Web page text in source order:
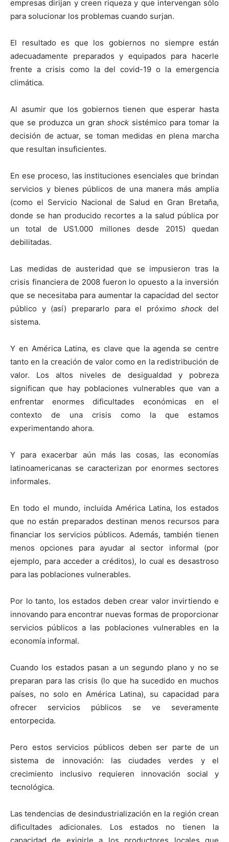
empresas dirijan y creen riqueza y que intervengan sólo
para solucionar los problemas cuando surjan.
El resultado es que los gobiernos no siempre están
adecuadamente preparados y equipados para hacerle
frente a crisis como la del covid-19 o la emergencia
climática.
Al asumir que los gobiernos tienen que esperar hasta
que se produzca un gran shock sistémico para tomar la
decisión de actuar, se toman medidas en plena marcha
que resultan insuficientes.
En ese proceso, las instituciones esenciales que brindan
servicios y bienes públicos de una manera más amplia
(como el Servicio Nacional de Salud en Gran Bretaña,
donde se han producido recortes a la salud pública por
un total de US1.000 millones desde 2015) quedan
debilitadas.
Las medidas de austeridad que se impusieron tras la
crisis financiera de 2008 fueron lo opuesto a la inversión
que se necesitaba para aumentar la capacidad del sector
público y (así) prepararlo para el próximoshock del
sistema.
Y en América Latina, es clave que la agenda se centre
tanto en la creación de valor como en la redistribución de
valor. Los altos niveles de desigualdad y pobreza
significan que hay poblaciones vulnerables que van a
enfrentar enormes dificultades económicas en el
contexto de una crisis como la que estamos
experimentando ahora.
Y para exacerbar aún más las cosas, las economías
latinoamericanas se caracterizan por enormes sectores
informales.
En todo el mundo, incluida América Latina, los estados
que no están preparados destinan menos recursos para
financiar los servicios públicos. Además, también tienen
menos opciones para ayudar al sector informal (por
ejemplo, para acceder a créditos), lo cual es desastroso
para las poblaciones vulnerables.
Por lo tanto, los estados deben crear valor invirtiendo e
innovando para encontrar nuevas formas de proporcionar
servicios públicos a las poblaciones vulnerables en la
economía informal.
Cuando los estados pasan a un segundo plano y no se
preparan para las crisis (lo que ha sucedido en muchos
países, no solo en América Latina), su capacidad para
ofrecer servicios públicos se ve severamente
entorpecida.
Pero estos servicios públicos deben ser parte de un
sistema de innovación: las ciudades verdes y el
crecimiento inclusivo requieren innovación social y
tecnológica.
Las tendencias de desindustrialización en la región crean
dificultades adicionales. Los estados no tienen la